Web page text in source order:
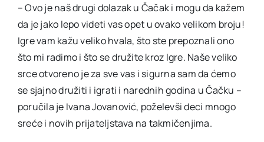
– Ovo je naš drugi dolazak u Čačak i mogu da kažem
da je jako lepo videti vas opet u ovako velikom broju!
Igre vam kažu veliko hvala, što ste prepoznali ono
što mi radimo i što se družite kroz Igre. Naše veliko
srce otvoreno je za sve vas i sigurna sam da ćemo
se sjajno družiti i igrati i narednih godina u Čačku –
poručila je Ivana Jovanović, poželevši deci mnogo
sreće i novih prijateljstava na takmičenjima.